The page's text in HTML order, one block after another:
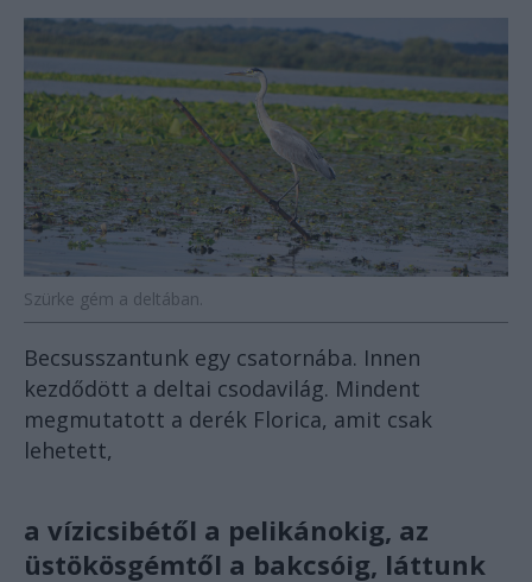
Szürke gém a deltában.
Becsusszantunk egy csatornába. Innen
kezdődött a deltai csodavilág. Mindent
megmutatott a derék Florica, amit csak
lehetett,
a vízicsibétől a pelikánokig, az
üstökösgémtől a bakcsóig, láttunk